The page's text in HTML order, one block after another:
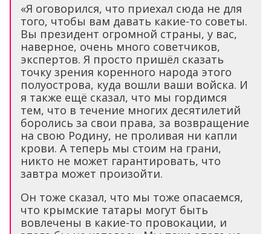
«Я оговорился, что приехал сюда не для
того, чтобы вам давать какие-то советы.
Вы президент огромной страны, у вас,
наверное, очень много советчиков,
экспертов. Я просто пришёл сказать
точку зрения коренного народа этого
полуострова, куда вошли ваши войска. И
я также ещё сказал, что мы гордимся
тем, что в течение многих десятилетий
боролись за свои права, за возвращение
на свою Родину, не проливая ни капли
крови. А теперь мы стоим на грани,
никто не может гарантировать, что
завтра может произойти.
Он тоже сказал, что мы тоже опасаемся,
что крымские татары могут быть
вовлечены в какие-то провокации, и